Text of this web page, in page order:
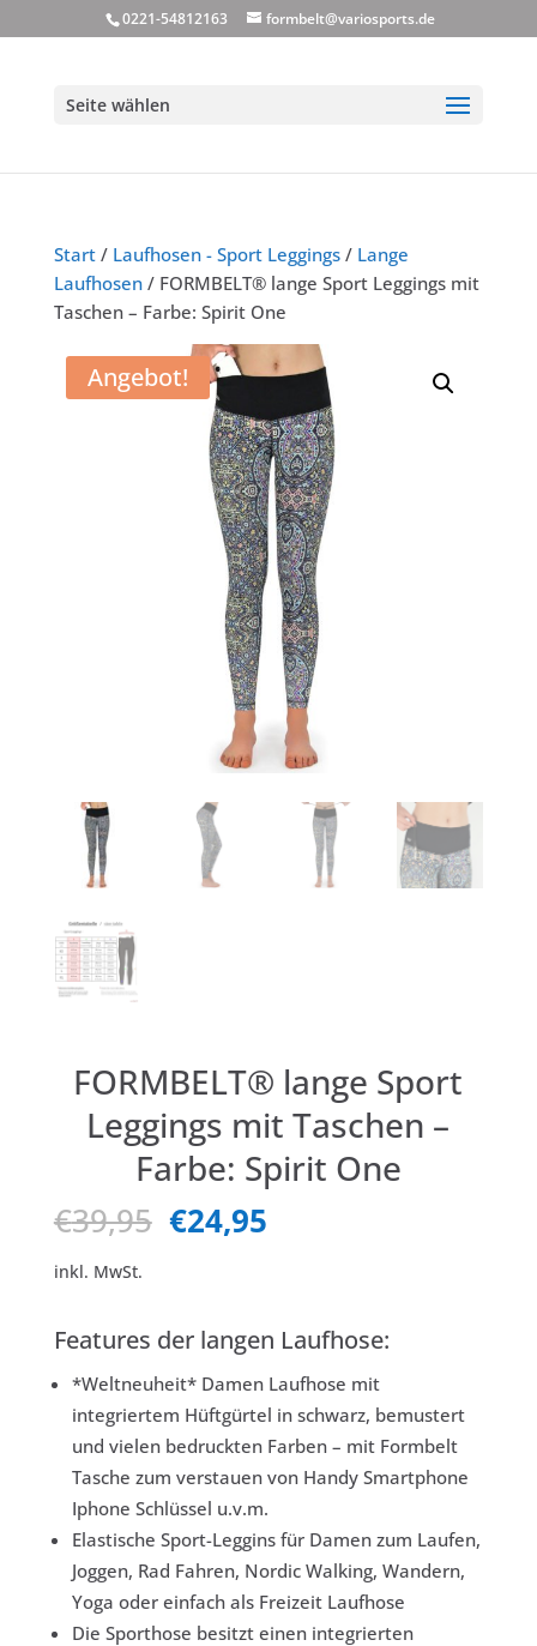
0221-54812163 formbelt@variosports.de
Seite wählen
Start/ Laufhosen - Sport Leggings/ Lange
Laufhosen/ FORMBELT® lange Sport Leggings mit
Taschen – Farbe: Spirit One
Angebot!
FORMBELT® lange Sport
Leggings mit Taschen –
Farbe: Spirit One
€39,95 Ursprünglicher
Preis
€24,95Aktueller
inkl. MwSt.
Features der langen Laufhose:
*Weltneuheit* Damen Laufhose mit
integriertem Hüftgürtel in schwarz, bemustert
und vielen bedruckten Farben – mit Formbelt
Tasche zum verstauen von Handy Smartphone
Iphone Schlüssel u.v.m.
Elastische Sport-Leggins für Damen zum Laufen,
Joggen, Rad Fahren, Nordic Walking, Wandern,
Yoga oder einfach als Freizeit Laufhose
Die Sporthose besitzt einen integrierten